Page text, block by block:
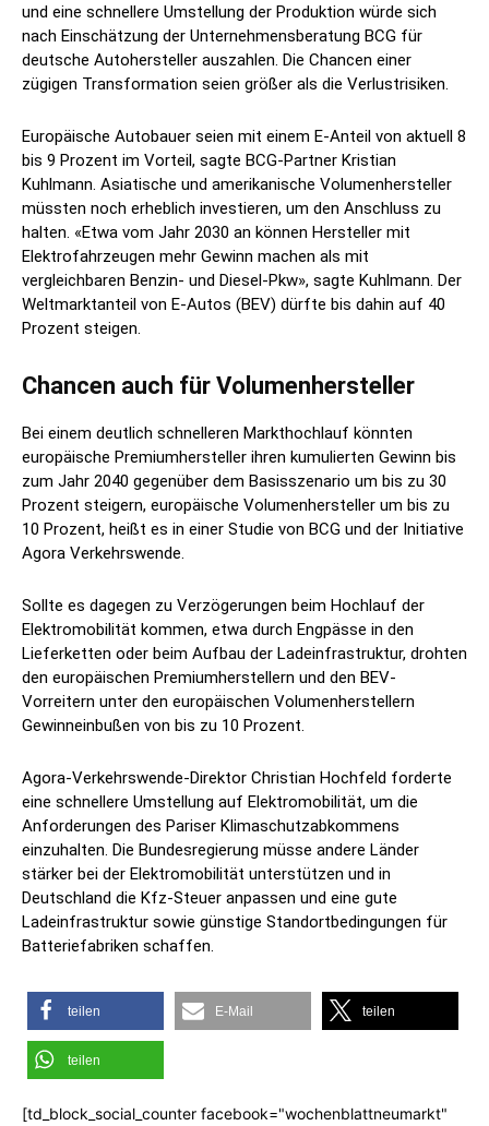
und eine schnellere Umstellung der Produktion würde sich
nach Einschätzung der Unternehmensberatung BCG für
deutsche Autohersteller auszahlen. Die Chancen einer
zügigen Transformation seien größer als die Verlustrisiken.
Europäische Autobauer seien mit einem E-Anteil von aktuell 8
bis 9 Prozent im Vorteil, sagte BCG-Partner Kristian
Kuhlmann. Asiatische und amerikanische Volumenhersteller
müssten noch erheblich investieren, um den Anschluss zu
halten. «Etwa vom Jahr 2030 an können Hersteller mit
Elektrofahrzeugen mehr Gewinn machen als mit
vergleichbaren Benzin- und Diesel-Pkw», sagte Kuhlmann. Der
Weltmarktanteil von E-Autos (BEV) dürfte bis dahin auf 40
Prozent steigen.
Chancen auch für Volumenhersteller
Bei einem deutlich schnelleren Markthochlauf könnten
europäische Premiumhersteller ihren kumulierten Gewinn bis
zum Jahr 2040 gegenüber dem Basisszenario um bis zu 30
Prozent steigern, europäische Volumenhersteller um bis zu
10 Prozent, heißt es in einer Studie von BCG und der Initiative
Agora Verkehrswende.
Sollte es dagegen zu Verzögerungen beim Hochlauf der
Elektromobilität kommen, etwa durch Engpässe in den
Lieferketten oder beim Aufbau der Ladeinfrastruktur, drohten
den europäischen Premiumherstellern und den BEV-
Vorreitern unter den europäischen Volumenherstellern
Gewinneinbußen von bis zu 10 Prozent.
Agora-Verkehrswende-Direktor Christian Hochfeld forderte
eine schnellere Umstellung auf Elektromobilität, um die
Anforderungen des Pariser Klimaschutzabkommens
einzuhalten. Die Bundesregierung müsse andere Länder
stärker bei der Elektromobilität unterstützen und in
Deutschland die Kfz-Steuer anpassen und eine gute
Ladeinfrastruktur sowie günstige Standortbedingungen für
Batteriefabriken schaffen.
teilen E-Mail teilen
teilen
[td_block_social_counter facebook="wochenblattneumarkt"